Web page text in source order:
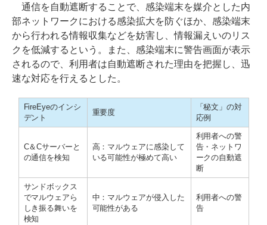
通信を自動遮断することで、感染端末を媒介とした内
部ネットワークにおける感染拡大を防ぐほか、感染端末
から行われる情報収集などを妨害し、情報漏えいのリス
クを低減するという。また、感染端末に警告画面が表示
されるので、利用者は自動遮断された理由を把握し、迅
速な対応を行えるとした。
FireEyeのインシ
デント
重要度
「秘文」の対
応例
C＆Cサーバーと
の通信を検知
高：マルウェアに感染して
いる可能性が極めて高い
利用者への警
告・ネットワ
ークの自動遮
断
サンドボックス
でマルウェアら
しき振る舞いを
検知
中：マルウェアが侵入した
可能性がある
利用者への警
告